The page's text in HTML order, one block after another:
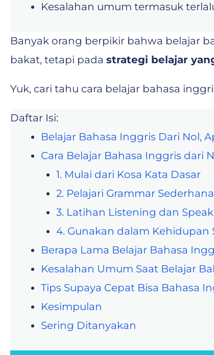
Kesalahan umum termasuk
Banyak orang berpikir bahwa belajar
bakat, tetapi pada strategi belajar
Yuk, cari tahu cara belajar bahasa
Daftar Isi:
Belajar Bahasa Inggris Dari Nol,
Cara Belajar Bahasa Inggris dari
1. Mulai dari Kosa Kata Dasar
2. Pelajari Grammar Sederhana
3. Latihan Listening dan
4. Gunakan dalam Kehidupan
Berapa Lama Belajar Bahasa
Kesalahan Umum Saat Belajar
Tips Supaya Cepat Bisa Bahasa
Kesimpulan
Sering Ditanyakan